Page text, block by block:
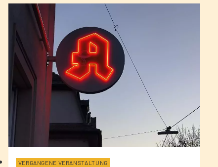
VERGANGENE VERANSTALTUNG